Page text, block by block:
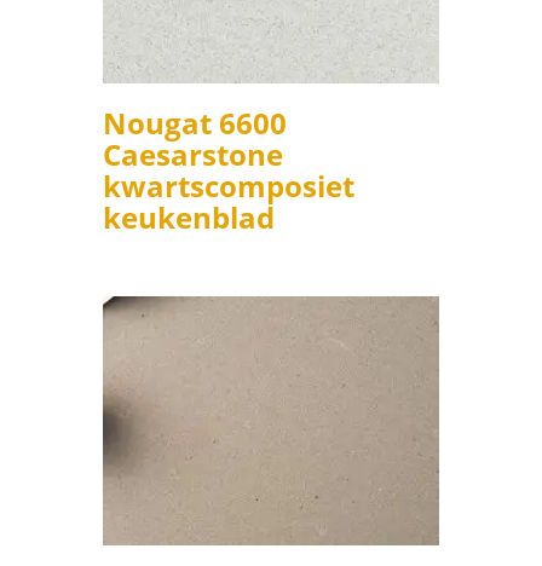
Nougat 6600
Caesarstone
kwartscomposiet
keukenblad